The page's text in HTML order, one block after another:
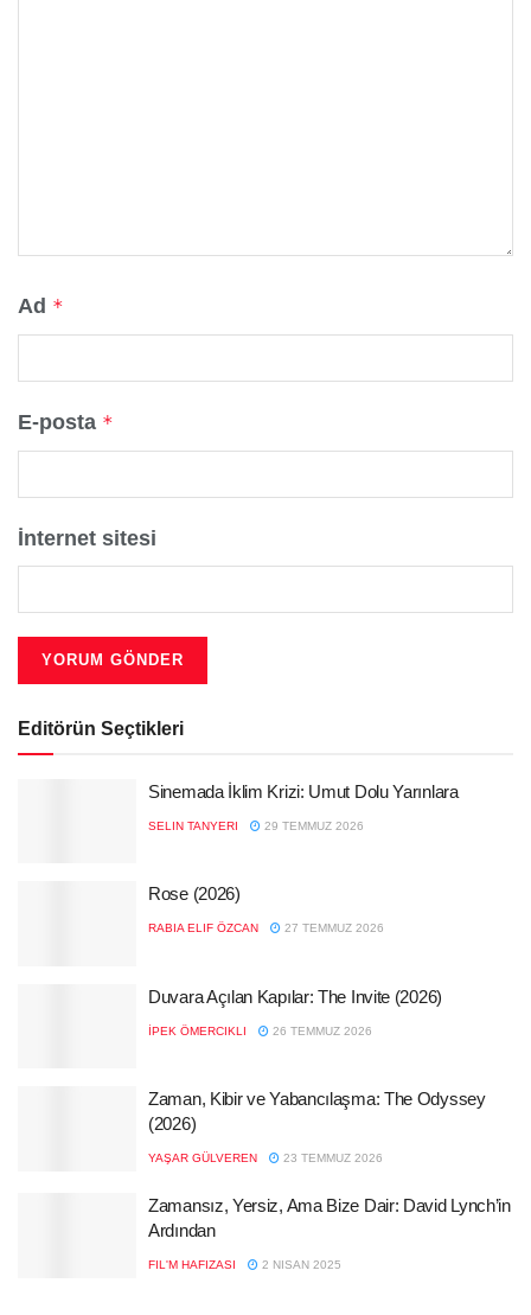
Ad *
E-posta *
İnternet sitesi
Editörün Seçtikleri
Sinemada İklim Krizi: Umut Dolu Yarınlara
SELIN TANYERI 29 TEMMUZ 2026
Rose (2026)
RABIA ELIF ÖZCAN 27 TEMMUZ 2026
Duvara Açılan Kapılar: The Invite (2026)
İPEK ÖMERCIKLI 26 TEMMUZ 2026
Zaman, Kibir ve Yabancılaşma: The Odyssey
(2026)
YAŞAR GÜLVEREN 23 TEMMUZ 2026
Zamansız, Yersiz, Ama Bize Dair: David Lynch’in
Ardından
FIL'M HAFIZASI 2 NISAN 2025